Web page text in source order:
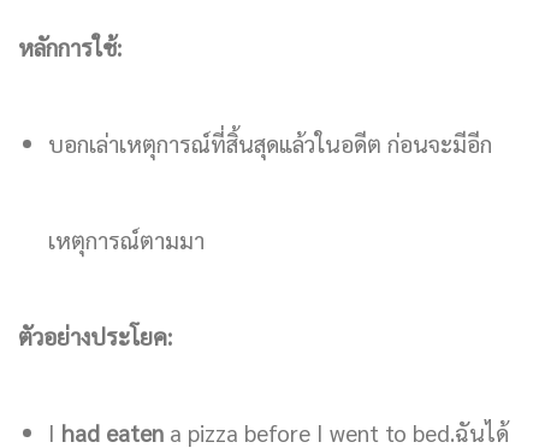
หลักการใช้:
บอกเล่าเหตุการณ์ที่สิ้นสุดแล้วในอดีต ก่อนจะมีอีก
เหตุการณ์ตามมา
ตัวอย่างประโยค:
I had eatena pizza before I went to bed.ฉันได้